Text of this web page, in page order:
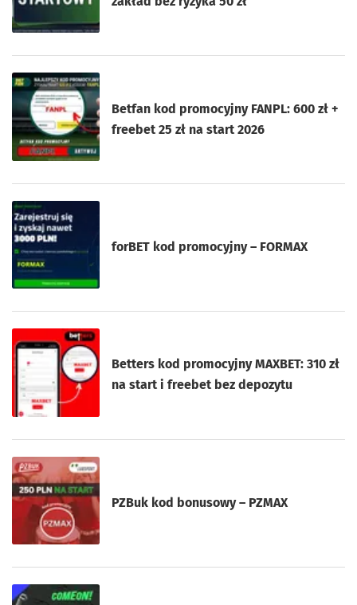
Betfan kod promocyjny FANPL: 600 zł +
freebet 25 zł na start 2026
forBET kod promocyjny – FORMAX
Betters kod promocyjny MAXBET: 310 zł
na start i freebet bez depozytu
PZBuk kod bonusowy – PZMAX